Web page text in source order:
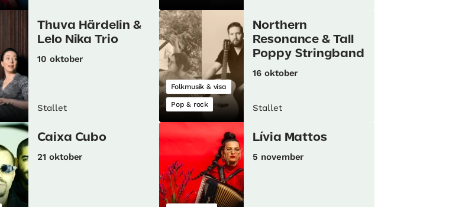
Thuva Härdelin &
Lelo Nika Trio
10 oktober
Stallet
Folkmusik & visa
Pop & rock
Northern
Resonance & Tall
Poppy Stringband
16 oktober
Stallet
Caixa Cubo
21 oktober
Lívia Mattos
5 november